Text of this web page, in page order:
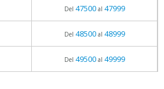
Del 47500al 47999
Del 48500al 48999
Del 49500al 49999